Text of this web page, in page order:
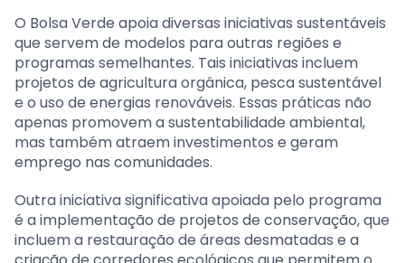
O Bolsa Verde apoia diversas iniciativas sustentáveis
que servem de modelos para outras regiões e
programas semelhantes. Tais iniciativas incluem
projetos de agricultura orgânica, pesca sustentável
e o uso de energias renováveis. Essas práticas não
apenas promovem a sustentabilidade ambiental,
mas também atraem investimentos e geram
emprego nas comunidades.
Outra iniciativa significativa apoiada pelo programa
é a implementação de projetos de conservação, que
incluem a restauração de áreas desmatadas e a